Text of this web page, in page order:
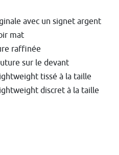
avec un signet argent
mat
raffinée
sur le devant
tissé à la taille
discret à la taille